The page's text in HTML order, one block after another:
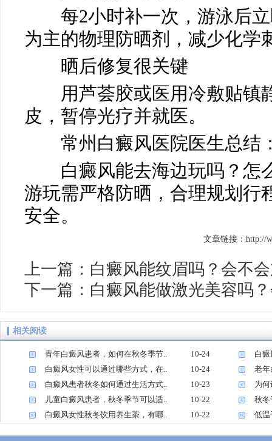
每2小时补一次，游泳后立
为主的物理防晒剂，减少化学
晒后修复很关键
用芦荟胶或医用冷敷贴镇
皮，暂停光疗并就医。
常州白癜风医院医生总结
白癜风能去海边玩吗？怎
游玩需严格防晒，合理规划行
安全。
文章链接：http://
上一篇： 白癜风能纹眉吗？会不
下一篇： 白癜风能做激光美容吗
相关阅读
1 青年白癜风患者，如何在秋冬季节.. 10-24 2 白
3 白癜风女性可以通过哪些方式，在.. 10-24 4 老年
5 白癜风患者秋冬如何通过生活方式.. 10-23 6 为
儿童白癜风患者，秋冬季节可以适.. 10-22 8 秋冬
9 白癜风女性秋冬饮用养生茶，有哪.. 10-22 10 低温
常州白癜风医院
医生
宋玉芹
常州白癜风医院
医生